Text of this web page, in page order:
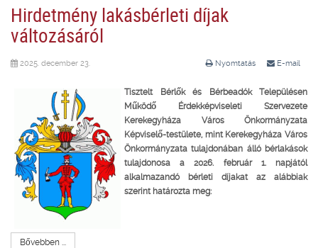
Hirdetmény lakásbérleti díjak
változásáról
Nyomtatás E-mail
2025. december 23.
Tisztelt Bérlők és Bérbeadók Településen
Működő Érdekképviseleti Szervezete
Kerekegyháza Város Önkormányzata
Képviselő-testülete, mint Kerekegyháza Város
Önkormányzata tulajdonában álló bérlakások
tulajdonosa a 2026. február 1. napjától
alkalmazandó bérleti díjakat az alábbiak
szerint határozta meg:
Bővebben ...